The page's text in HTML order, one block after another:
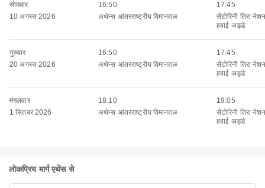
सोमवार
10 अगस्त 2026
16:50
अथेन्स आंतरराष्ट्रीय विमानतळ
17:45
सेंटोरिनी तिरा
हवाई अड्डे
गुरुवार
20 अगस्त 2026
16:50
अथेन्स आंतरराष्ट्रीय विमानतळ
17:45
सेंटोरिनी तिरा
हवाई अड्डे
मंगलवार
1 सितंबर 2026
18:10
अथेन्स आंतरराष्ट्रीय विमानतळ
19:05
सेंटोरिनी तिरा
हवाई अड्डे
लोकप्रिय मार्ग एथेंस से